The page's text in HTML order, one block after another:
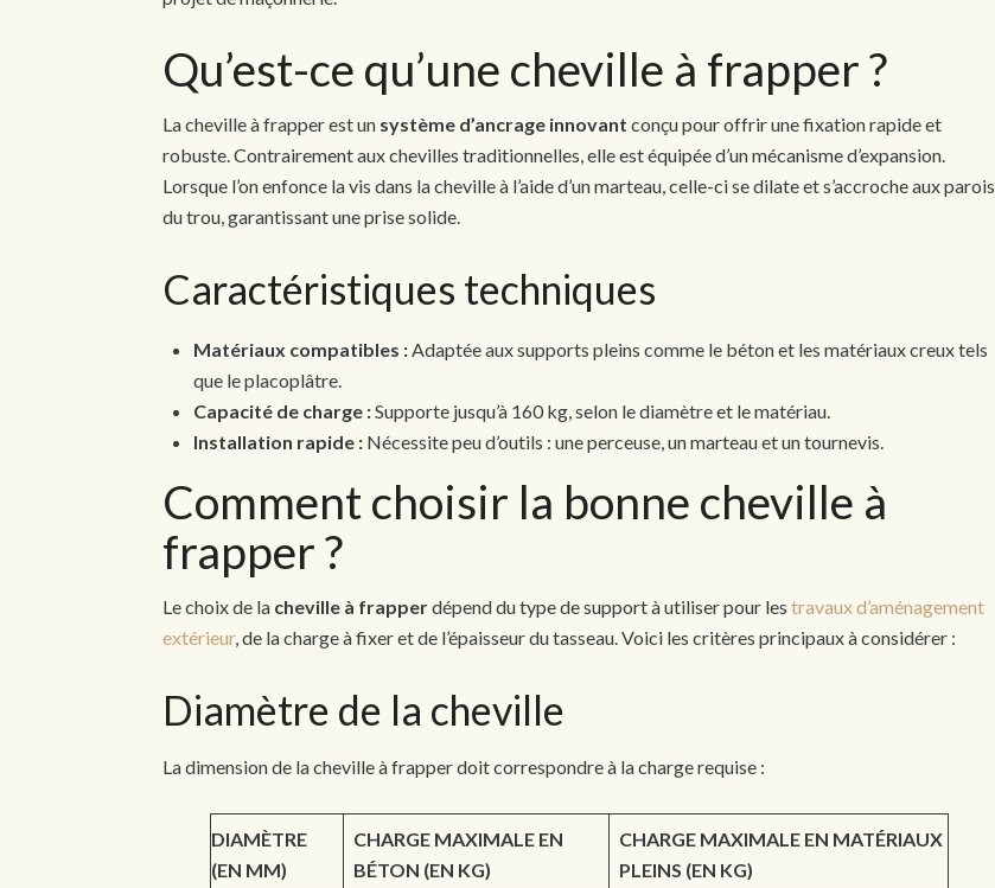
Qu’est-ce qu’une cheville à frapper ?
La cheville à frapper est un système d’ancrage innovant conçu pour offrir une fixation rapide et
robuste. Contrairement aux chevilles traditionnelles, elle est équipée d’un mécanisme d’expansion.
Lorsque l’on enfonce la vis dans la cheville à l’aide d’un marteau, celle-ci se dilate et s’accroche aux parois
du trou, garantissant une prise solide.
Caractéristiques techniques
Matériaux compatibles :Adaptée aux supports pleins comme le béton et les matériaux creux tels
que le placoplâtre.
Capacité de charge :Supporte jusqu’à 160 kg, selon le diamètre et le matériau.
Installation rapide : Nécessite peu d’outils : une perceuse, un marteau et un tournevis.
Comment choisir la bonne cheville à
frapper ?
Le choix de la cheville à frapperdépend du type de support à utiliser pour les travaux d’aménagement
extérieur, de la charge à fixer et de l’épaisseur du tasseau. Voici les critères principaux à considérer :
Diamètre de la cheville
La dimension de la cheville à frapper doit correspondre à la charge requise :
DIAMÈTRE
(EN MM)
CHARGE MAXIMALE EN
BÉTON (EN KG)
CHARGE MAXIMALE EN MATÉRIAUX
PLEINS (EN KG)